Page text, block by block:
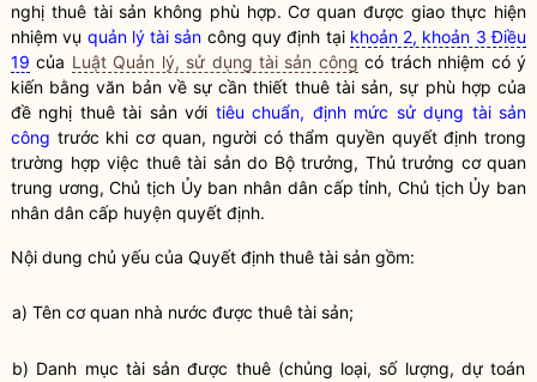
nghị thuê tài sản không phù hợp. Cơ quan được giao thực hiện
nhiệm vụ quản lý tài sản công quy định tại khoản 2, khoản 3 Điều
19 của Luật Quản lý, sử dụng tài sản công có trách nhiệm có ý
kiến bằng văn bản về sự cần thiết thuê tài sản, sự phù hợp của
đề nghị thuê tài sản với tiêu chuẩn, định mức sử dụng tài sản
công trước khi cơ quan, người có thẩmquyền quyết định trong
trường hợp việc thuê tài sản do Bộ trưởng, Thủ trưởng cơ quan
trung ương, Chủ tịch Ủy ban nhân dâncấp tỉnh, Chủ tịch Ủy ban
nhân dân cấp huyện quyết định.
Nội dung chủ yếu của Quyết định thuê tài sản gồm:
a) Tên cơ quan nhà nước được thuê tài sản;
b) Danh mục tài sản được thuê (chủng loại, số lượng, dự toán